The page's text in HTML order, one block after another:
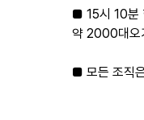
■ 15시 10분
약 2000대오
■ 모든 조직